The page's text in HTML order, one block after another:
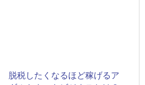
脱税したくなるほど稼げるア